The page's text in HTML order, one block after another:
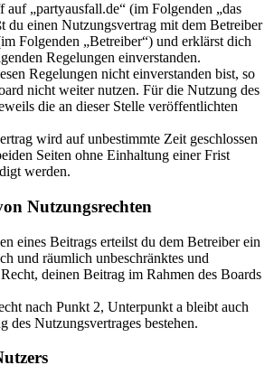
„partyausfall.de“ (im Folgenden „das
du einen Nutzungsvertrag mit dem Betreiber
Folgenden „Betreiber“) und erklärst dich
Regelungen einverstanden.
Regelungen nicht einverstanden bist, so
nicht weiter nutzen. Für die Nutzung des
die an dieser Stelle veröffentlichten
wird auf unbestimmte Zeit geschlossen
Seiten ohne Einhaltung einer Frist
werden.
Nutzungsrechten
eines Beitrags erteilst du dem Betreiber ein
und räumlich unbeschränktes und
deinen Beitrag im Rahmen des Boards
nach Punkt 2, Unterpunkt a bleibt auch
des Nutzungsvertrages bestehen.